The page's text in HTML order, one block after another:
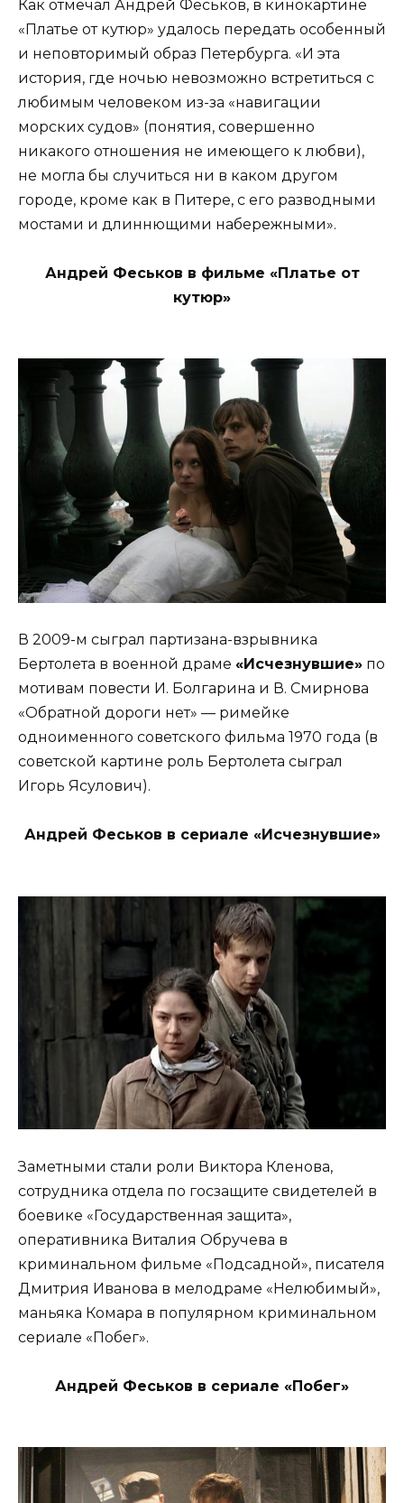
Как отмечал Андрей Феськов, в кинокартине
«Платье от кутюр» удалось передать особенный
и неповторимый образ Петербурга. «И эта
история, где ночью невозможно встретиться с
любимым человеком из-за «навигации
морских судов» (понятия, совершенно
никакого отношения не имеющего к любви),
не могла бы случиться ни в каком другом
городе, кроме как в Питере, с его разводными
мостами и длиннющими набережными».
Андрей Феськов в фильме «Платье от
кутюр»
В 2009-м сыграл партизана-взрывника
Бертолета в военной драме «Исчезнувшие» по
мотивам повести И. Болгарина и В. Смирнова
«Обратной дороги нет» — римейке
одноименного советского фильма 1970 года (в
советской картине роль Бертолета сыграл
Игорь Ясулович).
Андрей Феськов в сериале «Исчезнувшие»
Заметными стали роли Виктора Кленова,
сотрудника отдела по госзащите свидетелей в
боевике «Государственная защита»,
оперативника Виталия Обручева в
криминальном фильме «Подсадной», писателя
Дмитрия Иванова в мелодраме «Нелюбимый»,
маньяка Комара в популярном криминальном
сериале «Побег».
Андрей Феськов в сериале «Побег»